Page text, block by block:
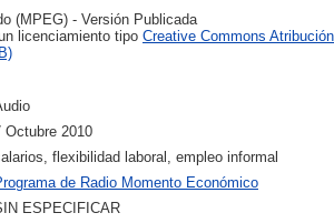
(MPEG) - Versión Publicada
licenciamiento tipo Creative Commons
Octubre 2010
flexibilidad laboral, empleo informal
de Radio Momento Económico
ESPECIFICAR